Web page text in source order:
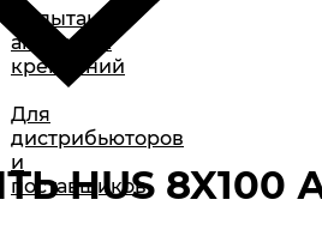
Испытания
анкерных
креплений
Для
дистрибьюторов
и
поставщиков
HUS 8X100